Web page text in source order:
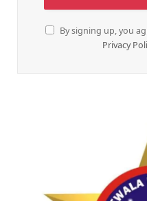
By signing up, you
Privacy